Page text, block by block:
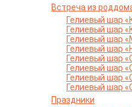
Встреча из
Гелиевый шар
Гелиевый шар
Гелиевый шар
Гелиевый шар
Гелиевый шар
Гелиевый шар
Гелиевый шар
Гелиевый шар
Праздники